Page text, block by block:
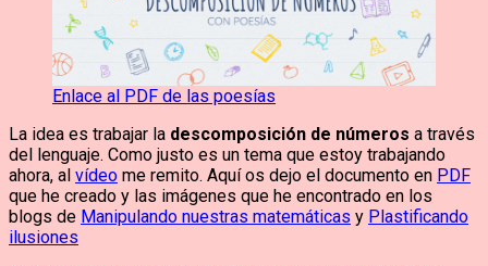
Enlace al PDF de las poesías
La idea es trabajar la descomposición de números a través
del lenguaje. Como justo es un tema que estoy trabajando
ahora, al vídeo me remito. Aquí os dejo el documento en PDF
que he creado y las imágenes que he encontrado en los
blogs de Manipulando nuestras matemáticas y Plastificando
ilusiones